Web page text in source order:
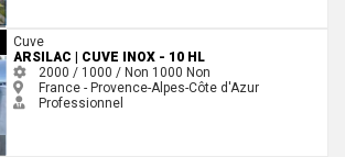
10 HL
Cuve
ARSILAC | CUVE INOX - 10 HL
2000 / 1000 / Non 1000 Non
France - Provence-Alpes-Côte d'Azur
Professionnel